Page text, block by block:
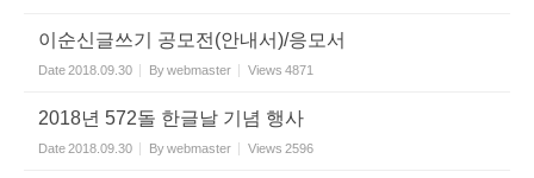
이순신글쓰기 공모전(안내서)/응모서
Date2018.09.30 Bywebmaster Views 4871
2018년 572돌 한글날 기념 행사
Date2018.09.30 Bywebmaster Views 2596